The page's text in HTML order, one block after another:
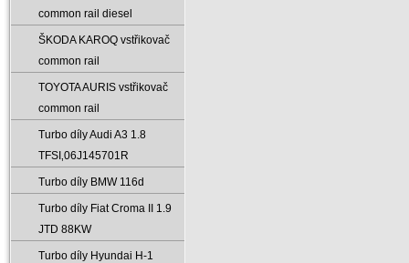
common rail diesel
ŠKODA KAROQ vstřikovač
common rail
TOYOTA AURIS vstřikovač
common rail
Turbo díly Audi A3 1.8
TFSI‚06J145701R
Turbo díly BMW 116d
Turbo díly Fiat Croma II 1.9
JTD 88KW
Turbo díly Hyundai H-1